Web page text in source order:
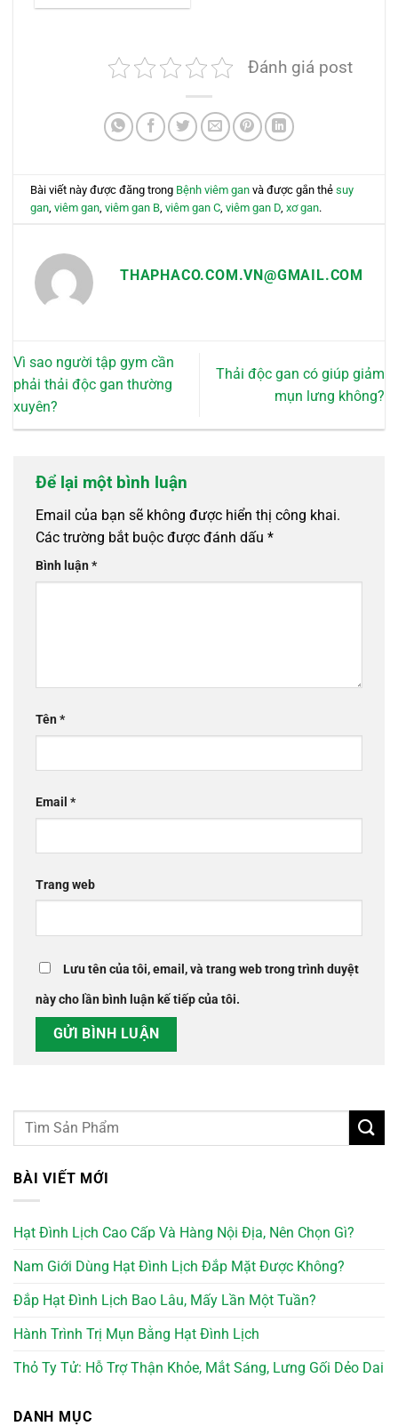
130,000 VND
có
nhiều
thể.
Các
có
thể
trang
Đánh giá post
Bài viết này được đăng trong Bệnh viêm gan và được gắn thẻsuy
gan ,viêm gan ,viêm gan B ,viêm gan C ,viêm gan D ,xơ gan.
THAPHACO.COM.VN@GMAIL.COM
Vì sao người tập gym cần
phải thải độc gan thường
xuyên?
Thải độc gan có giúp giảm
mụn lưng không?
Để lại một bình luận
Email của bạn sẽ không được hiển thị công khai.
Các trường bắt buộc được đánh dấu *
Bình luận*
Tên*
Email *
Trang web
Lưu tên của tôi, email, và trang web trong trình duyệt
này cho lần bình luận kế tiếp của tôi.
BÀI VIẾT MỚI
Hạt Đình Lịch Cao Cấp Và Hàng Nội Địa, Nên Chọn Gì?
Nam Giới Dùng Hạt Đình Lịch Đắp Mặt Được Không?
Đắp Hạt Đình Lịch Bao Lâu, Mấy Lần Một Tuần?
Hành Trình Trị Mụn Bằng Hạt Đình Lịch
Thỏ Ty Tử: Hỗ Trợ Thận Khỏe, Mắt Sáng, Lưng Gối Dẻo Dai
DANH MỤC